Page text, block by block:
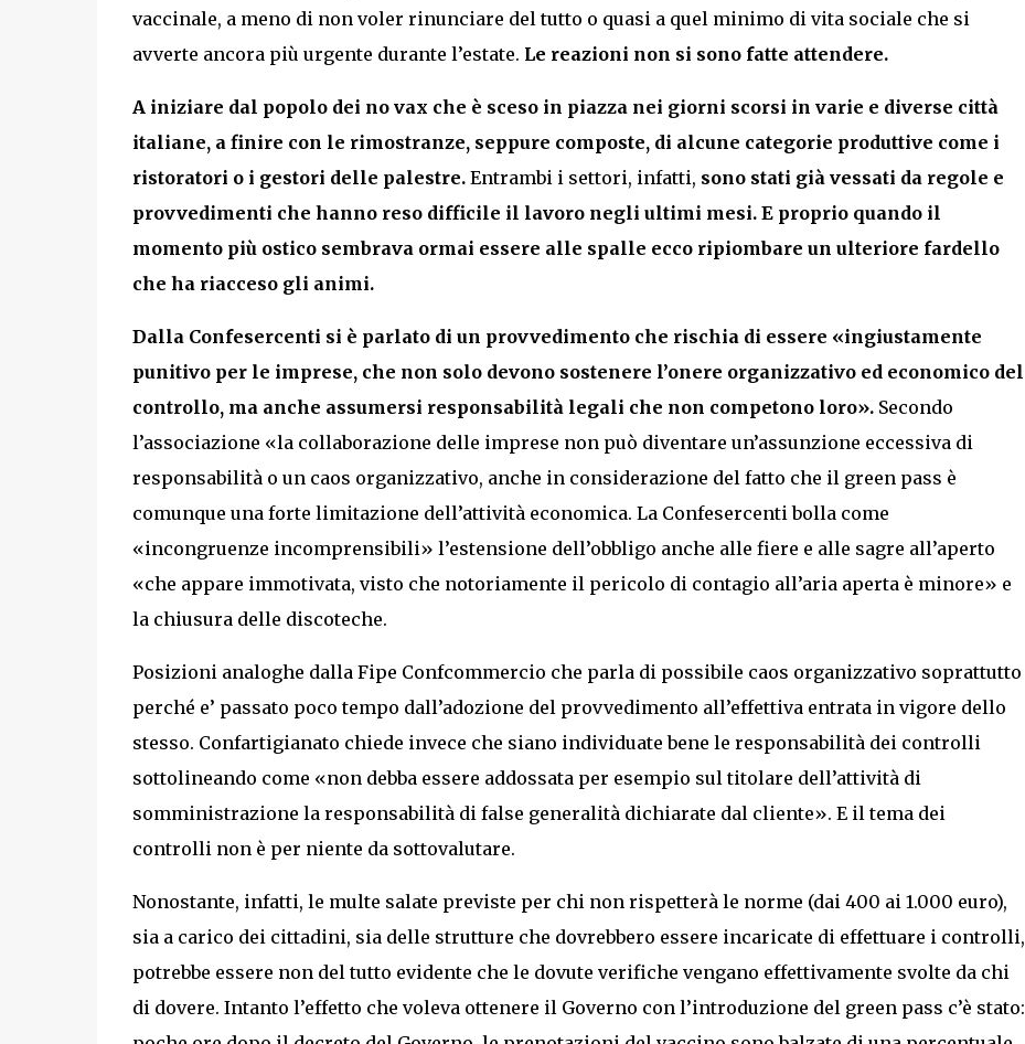
vaccinale, a meno di non voler rinunciare del tutto o quasi a quel minimo di vita sociale che si
avverte ancora più urgente durante l’estate. Le reazioni non si sono fatte attendere.
A iniziare dal popolo dei no vax che è sceso in piazza nei giorni scorsi in varie e diverse città
italiane, a finire con le rimostranze, seppure composte, di alcune categorie produttive come i
ristoratori o i gestori delle palestre.Entrambi i settori, infatti, sono stati già vessati da regole e
provvedimenti che hanno reso difficile il lavoro negli ultimi mesi. E proprio quando il
momento più ostico sembrava ormai essere alle spalle ecco ripiombare un ulteriore fardello
che ha riacceso gli animi.
Dalla Confesercenti si è parlato di un provvedimento che rischia di essere «ingiustamente
punitivo per le imprese, che non solo devono sostenere l’onere organizzativo ed economico del
controllo, ma anche assumersi responsabilità legali che non competono loro». Secondo
l’associazione «la collaborazione delle imprese non può diventare un’assunzione eccessiva di
responsabilità o un caos organizzativo, anche in considerazione del fatto che il green pass è
comunque una forte limitazione dell’attività economica. La Confesercenti bolla come
«incongruenze incomprensibili» l’estensione dell’obbligo anche alle fiere e alle sagre all’aperto
«che appare immotivata, visto che notoriamente il pericolo di contagio all’aria aperta è minore» e
la chiusura delle discoteche.
Posizioni analoghe dalla Fipe Confcommercio che parla di possibile caos organizzativo soprattutto
perché e’ passato poco tempo dall’adozione del provvedimento all’effettiva entrata in vigore dello
stesso. Confartigianato chiede invece che siano individuate bene le responsabilità dei controlli
sottolineando come «non debba essere addossata per esempio sul titolare dell’attività di
somministrazione la responsabilità di false generalità dichiarate dal cliente». E il tema dei
controlli non è per niente da sottovalutare.
Nonostante, infatti, le multe salate previste per chi non rispetterà le norme (dai 400 ai 1.000 euro),
sia a carico dei cittadini, sia delle strutture che dovrebbero essere incaricate di effettuare i controlli,
potrebbe essere non del tutto evidente che le dovute verifiche vengano effettivamente svolte da chi
di dovere. Intanto l’effetto che voleva ottenere il Governo con l’introduzione del green pass c’è stato: